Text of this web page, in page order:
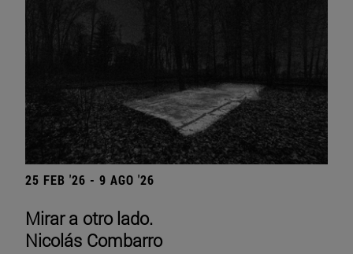
25 FEB '26 - 9 AGO '26
Mirar a otro lado.
Nicolás Combarro